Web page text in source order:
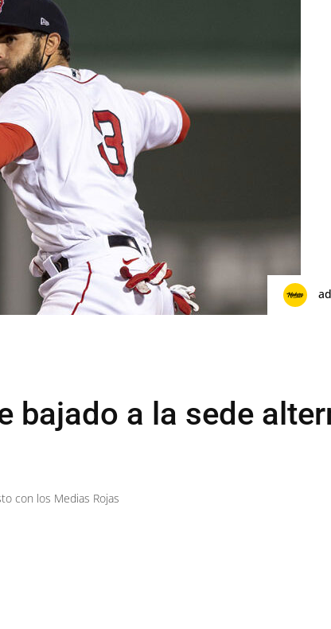
bajado a la sede
con los Medias Rojas